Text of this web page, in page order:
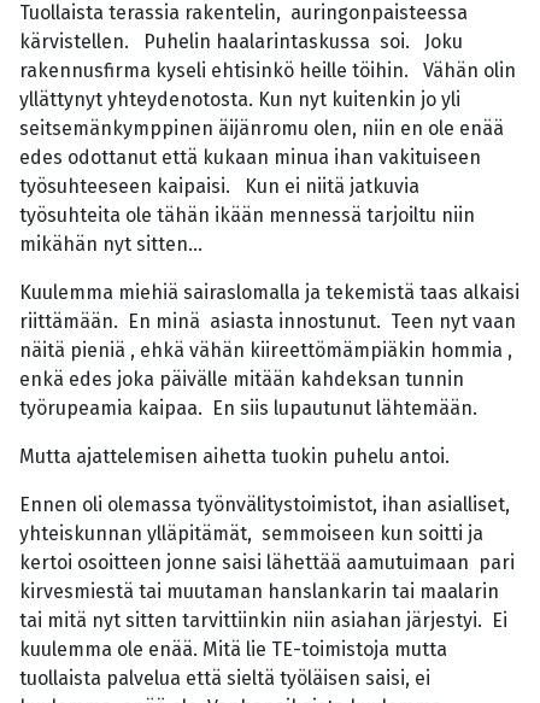
Tuollaista terassia rakentelin, auringonpaisteessa
kärvistellen. Puhelin haalarintaskussa soi. Joku
rakennusfirma kyseli ehtisinkö heille töihin. Vähän olin
yllättynyt yhteydenotosta. Kun nyt kuitenkin jo yli
seitsemänkymppinen äijänromu olen, niin en ole enää
edes odottanut että kukaan minua ihan vakituiseen
työsuhteeseen kaipaisi. Kun ei niitä jatkuvia
työsuhteita ole tähän ikään mennessä tarjoiltu niin
mikähän nyt sitten...
Kuulemma miehiä sairaslomalla ja tekemistä taas alkaisi
riittämään. En minä asiasta innostunut. Teen nyt vaan
näitä pieniä , ehkä vähän kiireettömämpiäkin hommia ,
enkä edes joka päivälle mitään kahdeksan tunnin
työrupeamia kaipaa. En siis lupautunut lähtemään.
Mutta ajattelemisen aihetta tuokin puhelu antoi.
Ennen oli olemassa työnvälitystoimistot, ihan asialliset,
yhteiskunnan ylläpitämät, semmoiseen kun soitti ja
kertoi osoitteen jonne saisi lähettää aamutuimaan pari
kirvesmiestä tai muutaman hanslankarin tai maalarin
tai mitä nyt sitten tarvittiinkin niin asiahan järjestyi. Ei
kuulemma ole enää. Mitä lie TE-toimistoja mutta
tuollaista palvelua että sieltä työläisen saisi, ei